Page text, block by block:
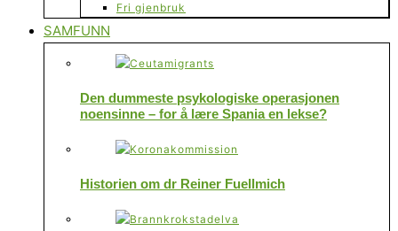
Fri gjenbruk
SAMFUNN
Den dummeste psykologiske operasjonen
noensinne – for å lære Spania en lekse?
Historien om dr Reiner Fuellmich